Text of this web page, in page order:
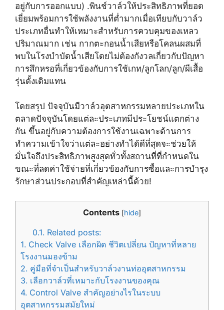
อยู่กับการออกแบบ) .พินช์วาล์วให้ประสิทธิภาพที่ยอด
เยี่ยมพร้อมการใช้พลังงานที่ต่ำมากเมื่อเทียบกับวาล์ว
ประเภทอื่นทำให้เหมาะสำหรับการควบคุมของเหลว
ปริมาณมาก เช่น กากตะกอนน้ำเสียหรือโคลนผสมที่
พบในโรงบำบัดน้ำเสียโดยไม่ต้องกังวลเกี่ยวกับปัญหา
การสึกหรอที่เกี่ยวข้องกับการใช้เกท/ลูกโลก/ลูก/ผีเสื้อ
รุ่นดั้งเดิมแทน
โดยสรุป ปัจจุบันมีวาล์วอุตสาหกรรมหลายประเภทใน
ตลาดปัจจุบันโดยแต่ละประเภทมีประโยชน์แตกต่าง
กัน ขึ้นอยู่กับความต้องการใช้งานเฉพาะด้านการ
ทำความเข้าใจว่าแต่ละอย่างทำได้ดีที่สุดจะช่วยให้
มั่นใจถึงประสิทธิภาพสูงสุดทั่วทั้งสถานที่ที่กำหนดใน
ขณะที่ลดค่าใช้จ่ายที่เกี่ยวข้องกับการซื้อและการบำรุง
รักษาส่วนประกอบที่สำคัญเหล่านี้ด้วย!
Contents [hide]
0.1. Related posts:
1. Check Valve เลือกผิด ชีวิตเปลี่ยน ปัญหาที่หลาย
โรงงานมองข้าม
2. คู่มือที่จำเป็นสำหรับวาล์วงานท่ออุตสาหกรรม
3. เลือกวาล์วที่เหมาะกับโรงงานของคุณ
4. Control Valve สำคัญอย่างไรในระบบ
อุตสาหกรรมสมัยใหม่